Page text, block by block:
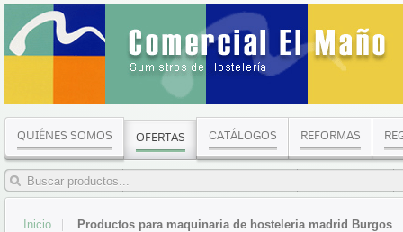
QUIÉNES SOMOS OFERTAS CATÁLOGOS REFORMAS
Inicio Productos para maquinaria de hosteleria madrid Burgos